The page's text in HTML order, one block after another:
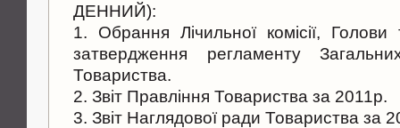
ДЕННИЙ):
1. Обрання Лічильної комісії, Голови
затвердження регламенту
Товариства.
2. Звіт Правління Товариства за 2011р.
3. Звіт Наглядової ради Товариства за